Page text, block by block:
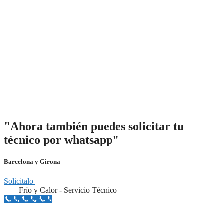
"Ahora también puedes solicitar tu
técnico por whatsapp"
Barcelona y Girona
Solicitalo
Frío y Calor - Servicio Técnico
Llámanos Aquí